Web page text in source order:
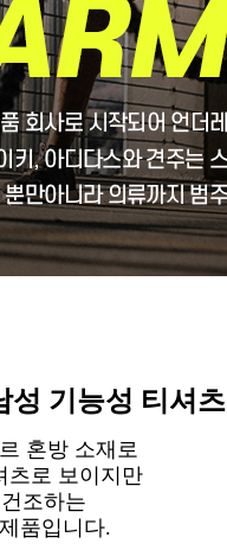
성 기능성 티셔츠
혼방 소재로
츠로 보이지만
조하는
품입니다.